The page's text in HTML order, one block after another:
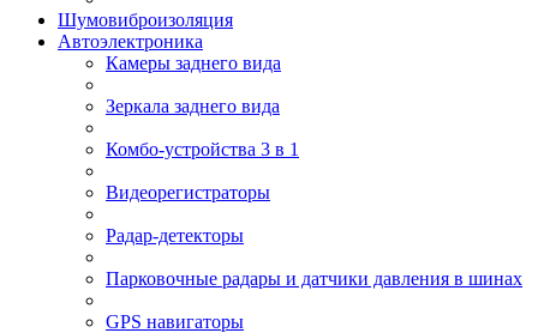
Шумовиброизоляция
Автоэлектроника
Камеры заднего вида
Зеркала заднего вида
Комбо-устройства 3 в 1
Видеорегистраторы
Радар-детекторы
Парковочные радары и датчики давления в шинах
GPS навигаторы